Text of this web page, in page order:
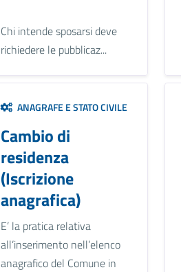
Chi intende sposarsi deve
richiedere le pubblicaz...
ANAGRAFE E STATO CIVILE
Cambio di
residenza
(Iscrizione
anagrafica)
E’ la pratica relativa
all’inserimento nell’elenco
anagrafico del Comune in